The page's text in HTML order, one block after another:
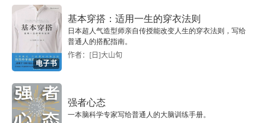
吴军老师关于选择大学的优先级，就是优先选择大
学所在城市，因为这里可能是自己未来工作和生活
的城市，30 年前的留美之路，应该随着世界经济
的东升西降，重新调整路线，10 年前有心人就已经
开始留美转为留学新加坡，随着竞争越来越激烈，
马来西亚和印尼的大学其实是很优秀的，因为都是
电子书
基本穿搭：适用一生的穿衣法则
日本超人气造型师亲自传授能改变人生的穿衣法则，写给
普通人的搭配指南。
作者：[日]大山旬
强者心态
一本脑科学专家写给普通人的大脑训练手册。